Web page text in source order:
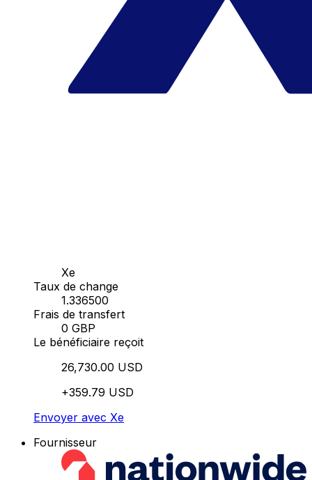
Xe
Taux de change
1.336500
Frais de transfert
0 GBP
Le bénéficiaire reçoit
26,730.00 USD
+359.79 USD
Envoyer avec Xe
Fournisseur